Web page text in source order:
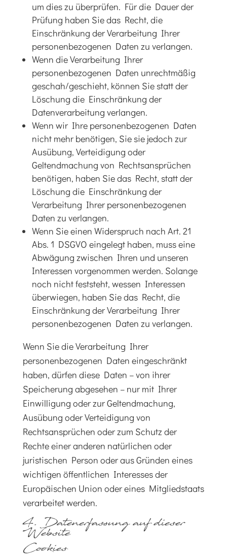
um dies zu überprüfen. Für die Dauer der
Prüfung haben Sie das Recht, die
Einschränkung der Verarbeitung Ihrer
personenbezogenen Daten zu verlangen.
Wenn die Verarbeitung Ihrer
personenbezogenen Daten unrechtmäßig
geschah/geschieht, können Sie statt der
Löschung die Einschränkung der
Datenverarbeitung verlangen.
Wenn wir Ihre personenbezogenen Daten
nicht mehr benötigen, Sie sie jedoch zur
Ausübung, Verteidigung oder
Geltendmachung von Rechtsansprüchen
benötigen, haben Sie das Recht, statt der
Löschung die Einschränkung der
Verarbeitung Ihrer personenbezogenen
Daten zu verlangen.
Wenn Sie einen Widerspruch nach Art. 21
Abs. 1 DSGVO eingelegt haben, muss eine
Abwägung zwischen Ihren und unseren
Interessen vorgenommen werden. Solange
noch nicht feststeht, wessen Interessen
überwiegen, haben Sie das Recht, die
Einschränkung der Verarbeitung Ihrer
personenbezogenen Daten zu verlangen.
Wenn Sie die Verarbeitung Ihrer
personenbezogenen Daten eingeschränkt
haben, dürfen diese Daten – von ihrer
Speicherung abgesehen – nur mit Ihrer
Einwilligung oder zur Geltendmachung,
Ausübung oder Verteidigung von
Rechtsansprüchen oder zum Schutz der
Rechte einer anderen natürlichen oder
juristischen Person oder aus Gründen eines
wichtigen öffentlichen Interesses der
Europäischen Union oder eines Mitgliedstaats
verarbeitet werden.
4. Datenerfassung auf dieser
Website
Cookies